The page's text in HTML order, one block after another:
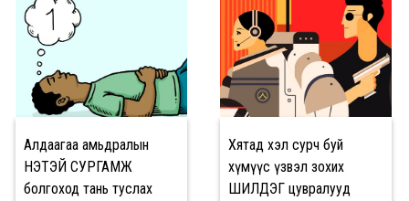
Алдаагаа амьдралын
ҮНЭТЭЙ СУРГАМЖ
болгоход тань туслах
Хятад хэл сурч буй
хүмүүс үзвэл зохих
ШИЛДЭГ цувралууд